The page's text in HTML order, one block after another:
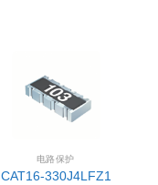
电路保护
CAT16-330J4LFZ1